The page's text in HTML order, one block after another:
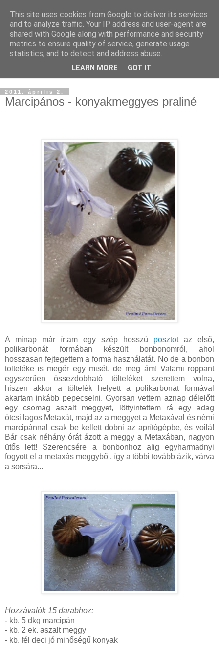
2011. április 2.
Marcipános - konyakmeggyes praliné
A minap már írtam egy szép hosszú posztotaz első,
polikarbonát formában készült bonbonomról, ahol
hosszasan fejtegettem a forma használatát. No de a bonbon
tölteléke is megér egy misét, de meg ám! Valami roppant
egyszerűen össezdobható tölteléket szerettem volna,
hiszen akkor a töltelék helyett a polikarbonát formával
akartam inkább pepecselni. Gyorsan vettem aznap délelőtt
egy csomag aszalt meggyet, löttyintettem rá egy adag
ötcsillagos Metaxát, majd az a meggyet a Metaxával és némi
marcipánnal csak be kellett dobni az aprítógépbe, és voilá!
Bár csak néhány órát ázott a meggy a Metaxában, nagyon
ütős lett! Szerencsére a bonbonhoz alig egyharmadnyi
fogyott el a metaxás meggyből, így a többi tovább ázik, várva
a sorsára...
Hozzávalók 15 darabhoz:
- kb. 5 dkg marcipán
- kb. 2 ek. aszalt meggy
- kb. fél deci jó minőségű konyak
This site uses cookies from Google to deliver its services
and to analyze traffic. Your IP address and user-agent are
shared with Google along with performance and security
metrics to ensure quality of service, generate usage
statistics, and to detect and address abuse.
LEARN MORE GOT IT